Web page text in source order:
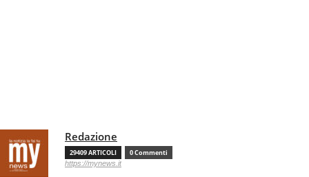
Redazione
29409 ARTICOLI 0 Commenti
https://mynews.it